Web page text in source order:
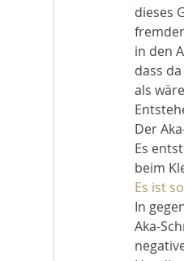
dieses
in den
dass
als
Der
Es
beim
Es ist
In
Aka-